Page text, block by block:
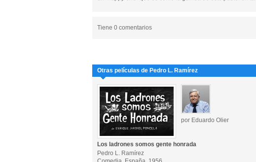
Tiene 0 comentarios
Otras películas de Pedro L. Ramírez
por Eduardo Olier
Los ladrones somos gente honrada
Pedro L. Ramírez